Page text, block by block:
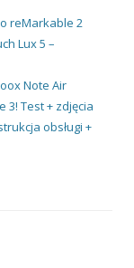
reMarkable 2
Lux 5 –
Note Air
3! Test + zdjęcia
obsługi +